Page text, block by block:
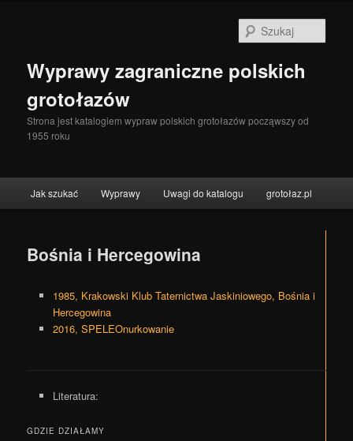
Wyprawy zagraniczne polskich
grotołazów
Strona jest katalogiem wypraw polskich grotołazów począwszy od
1955 roku
Przeskocz do tekstu
Przeskocz do widgetów
Jak szukać Wyprawy Uwagi do katalogu grotołaz.pl
Bośnia i Hercegowina
1985, Krakowski Klub Taternictwa Jaskiniowego, Bośnia i
Hercegowina
2016, SPELEOnurkowanie
Literatura:
GDZIE DZIAŁAMY